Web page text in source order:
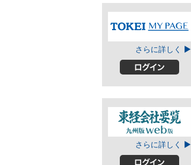
TOKEIマイページ
さらに詳しく ▶
東経会社要覧web
さらに詳しく ▶